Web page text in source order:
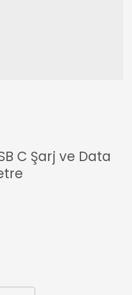
C Şarj ve Data